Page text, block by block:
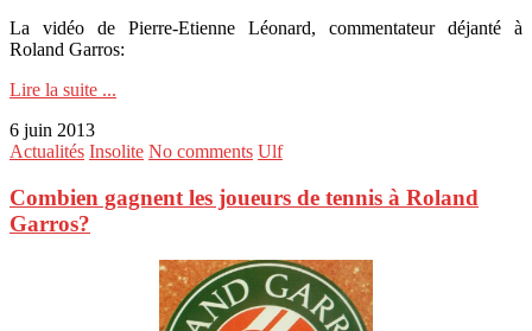
La vidéo de Pierre-Etienne Léonard, commentateur déjanté à
Roland Garros:
Lire la suite ...
6 juin 2013
Actualités Insolite No comments Ulf
Combien gagnent les joueurs de tennis à Roland
Garros?